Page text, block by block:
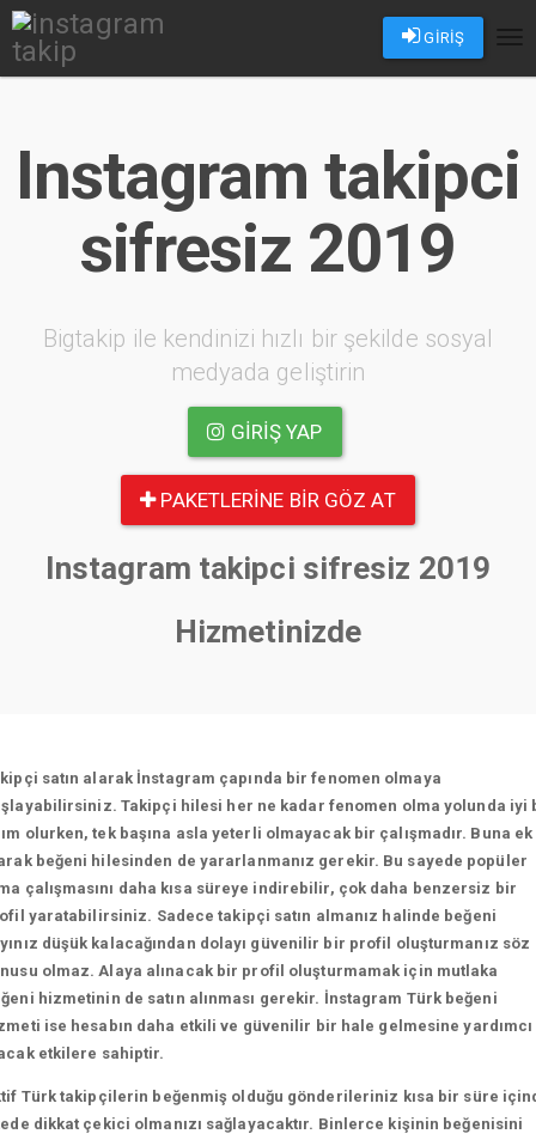
GİRİŞ
Instagram takipci
sifresiz 2019
Bigtakip ile kendinizi hızlı bir şekilde sosyal
medyada geliştirin
GIRIŞ YAP
PAKETLERINE BIR GÖZ AT
Instagram takipci sifresiz 2019
Hizmetinizde
satın alarak İnstagram çapında bir fenomen olmaya
Takipçi hilesi her ne kadar fenomen olma yolunda iyi
olurken, tek başına asla yeterli olmayacak bir çalışmadır. Buna ek
beğeni hilesinden de yararlanmanız gerekir. Bu sayede popüler
çalışmasını daha kısa süreye indirebilir, çok daha benzersiz bir
yaratabilirsiniz. Sadece takipçi satın almanız halinde beğeni
düşük kalacağından dolayı güvenilir bir profil oluşturmanız söz
olmaz. Alaya alınacak bir profil oluşturmamak için mutlaka
hizmetinin de satın alınması gerekir. İnstagram Türk beğeni
ise hesabın daha etkili ve güvenilir bir hale gelmesine yardımcı
etkilere sahiptir.
Türk takipçilerin beğenmiş olduğu gönderileriniz kısa bir süre
dikkat çekici olmanızı sağlayacaktır. Binlerce kişinin beğenisini